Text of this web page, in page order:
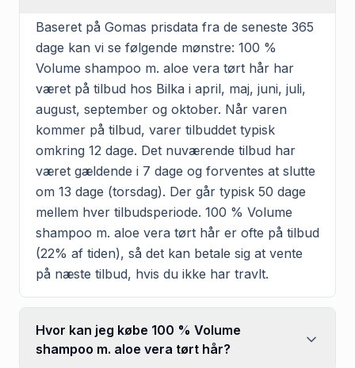
Baseret på Gomas prisdata fra de seneste 365
dage kan vi se følgende mønstre: 100 %
Volume shampoo m. aloe vera tørt hår har
været på tilbud hos Bilka i april, maj, juni, juli,
august, september og oktober. Når varen
kommer på tilbud, varer tilbuddet typisk
omkring 12 dage. Det nuværende tilbud har
været gældende i 7 dage og forventes at slutte
om 13 dage (torsdag). Der går typisk 50 dage
mellem hver tilbudsperiode. 100 % Volume
shampoo m. aloe vera tørt hår er ofte på tilbud
(22% af tiden), så det kan betale sig at vente
på næste tilbud, hvis du ikke har travlt.
Hvor kan jeg købe 100 % Volume
shampoo m. aloe vera tørt hår?